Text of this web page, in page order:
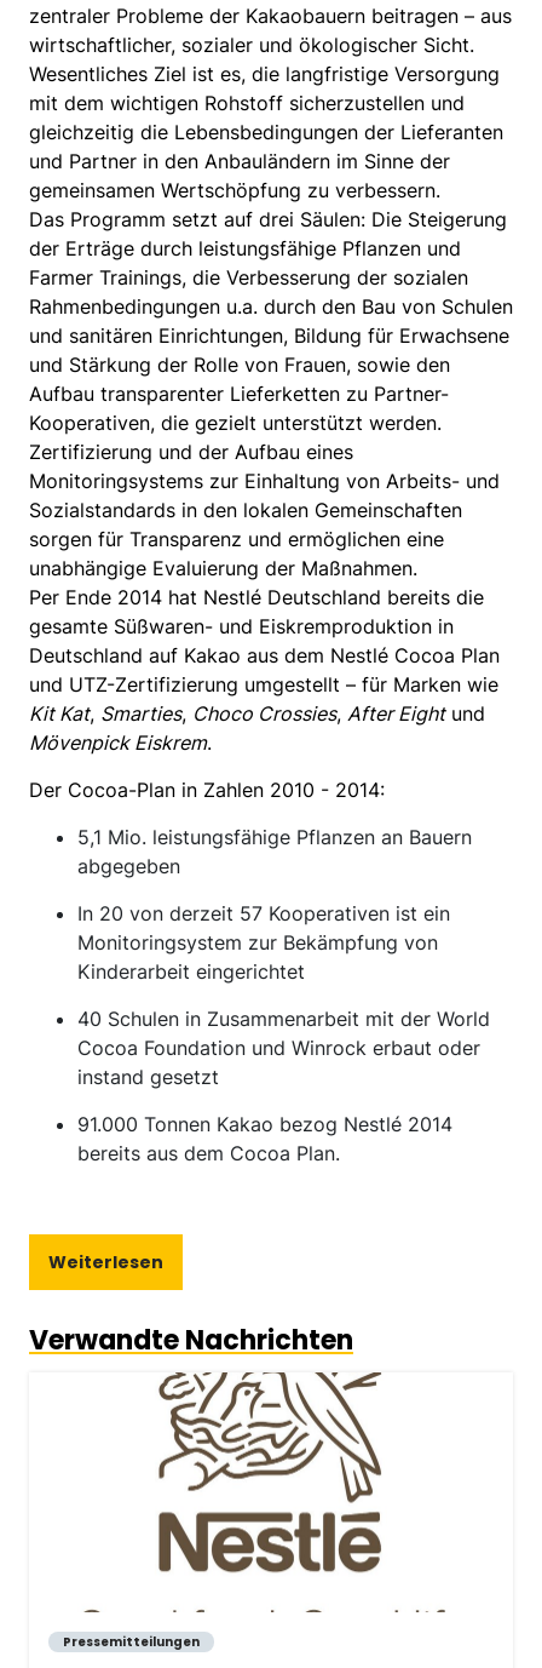
zentraler Probleme der Kakaobauern beitragen – aus
wirtschaftlicher, sozialer und ökologischer Sicht.
Wesentliches Ziel ist es, die langfristige Versorgung
mit dem wichtigen Rohstoff sicherzustellen und
gleichzeitig die Lebensbedingungen der Lieferanten
und Partner in den Anbauländern im Sinne der
gemeinsamen Wertschöpfung zu verbessern.
Das Programm setzt auf drei Säulen: Die Steigerung
der Erträge durch leistungsfähige Pflanzen und
Farmer Trainings, die Verbesserung der sozialen
Rahmenbedingungen u.a. durch den Bau von Schulen
und sanitären Einrichtungen, Bildung für Erwachsene
und Stärkung der Rolle von Frauen, sowie den
Aufbau transparenter Lieferketten zu Partner-
Kooperativen, die gezielt unterstützt werden.
Zertifizierung und der Aufbau eines
Monitoringsystems zur Einhaltung von Arbeits- und
Sozialstandards in den lokalen Gemeinschaften
sorgen für Transparenz und ermöglichen eine
unabhängige Evaluierung der Maßnahmen.
Per Ende 2014 hat Nestlé Deutschland bereits die
gesamte Süßwaren- und Eiskremproduktion in
Deutschland auf Kakao aus dem Nestlé Cocoa Plan
und UTZ-Zertifizierung umgestellt – für Marken wie
Kit Kat, Smarties, Choco Crossies, After Eightund
Mövenpick Eiskrem.
Der Cocoa-Plan in Zahlen 2010 - 2014:
5,1 Mio. leistungsfähige Pflanzen an Bauern
abgegeben
In 20 von derzeit 57 Kooperativen ist ein
Monitoringsystem zur Bekämpfung von
Kinderarbeit eingerichtet
40 Schulen in Zusammenarbeit mit der World
Cocoa Foundation und Winrock erbaut oder
instand gesetzt
91.000 Tonnen Kakao bezog Nestlé 2014
bereits aus dem Cocoa Plan.
Weiterlesen
Verwandte Nachrichten
Pressemitteilungen